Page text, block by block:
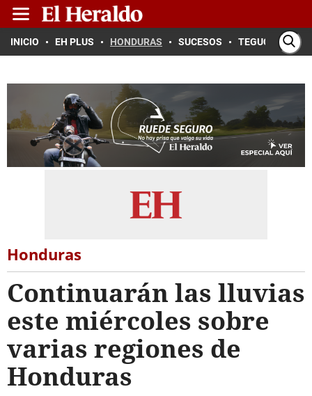
INICIO EH PLUS HONDURAS SUCESOS TEGUCIGALPA
Honduras
Continuarán las lluvias
este miércoles sobre
varias regiones de
Honduras